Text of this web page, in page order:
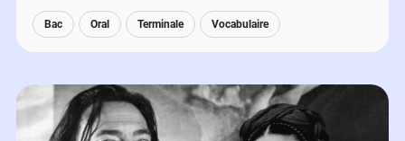
Bac Oral Terminale Vocabulaire